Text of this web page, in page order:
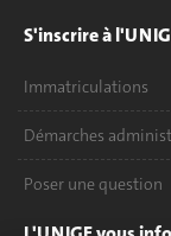
S'inscrire à
Immatriculations
Démarches
Poser une question